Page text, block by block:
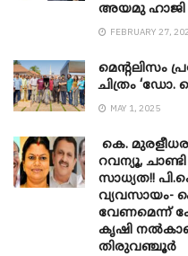
അയമു ഹാജി
FEBRUARY 27,
മെന്‍റലിസം
ചിത്രം ‘ഡോ.
MAY 1, 2025
കെ.
റവന്യൂ,
സാധ്യത!!
വ്യവസായം-
വേണമെന്ന്
കൃഷി
തിരുവഞ്ചൂർ